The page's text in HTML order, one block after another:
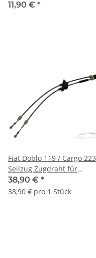
WHEELS
11,90 € *
Fiat Doblo 119 / Cargo 223
Seilzug Zugdraht für
Schaltgetriebe 46806267
46807039
38,90 € *
38,90 € pro 1 Stück